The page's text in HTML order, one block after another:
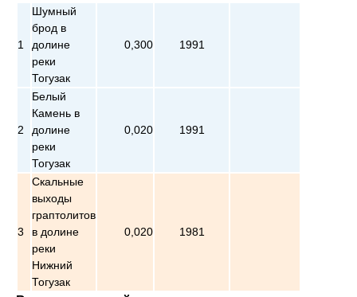
1
Шумный
брод в
долине
реки
Тогузак
0,300 1991
2
Белый
Камень в
долине
реки
Тогузак
0,020 1991
3
Скальные
выходы
граптолитов
в долине
реки
Нижний
Тогузак
0,020 1981